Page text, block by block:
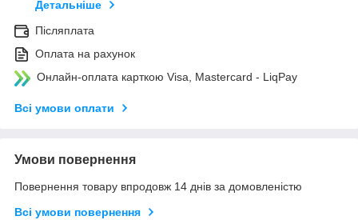
Детальніше
Післяплата
Оплата на рахунок
Онлайн-оплата карткою Visa, Mastercard - LiqPay
Всі умови оплати
Умови повернення
Повернення товару впродовж 14 днів за домовленістю
Всі умови повернення